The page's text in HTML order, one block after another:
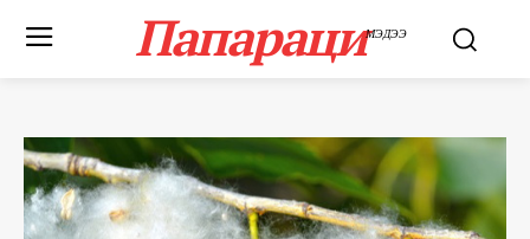
ПапарациМЭДЭЭ